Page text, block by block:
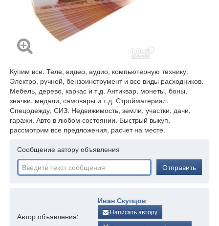
Купим все. Теле, видео, аудио, компьютерную технику.
Электро, ручной, бензоинструмент и все виды расходников.
Мебель, дерево, каркас и т.д. Антиквар, монеты, боны,
значки, медали, самовары и т.д. Стройматериал.
Спецодежду, СИЗ. Недвижимость, земли, участки, дачи,
гаражи. Авто в любом состоянии. Быстрый выкуп,
рассмотрим все предложения, расчет на месте.
Сообщение автору объявления
Отправить
Автор объявления:
Иван Скупцов
Написать автору